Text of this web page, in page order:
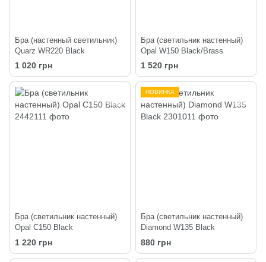
Бра (настенный светильник)
Quarz WR220 Black
1 020 грн
Бра (светильник настенный)
Opal W150 Black/Brass
1 520 грн
Бра (светильник настенный)
Opal C150 Black
1 220 грн
НОВИНКА
Бра (светильник настенный)
Diamond W135 Black
880 грн